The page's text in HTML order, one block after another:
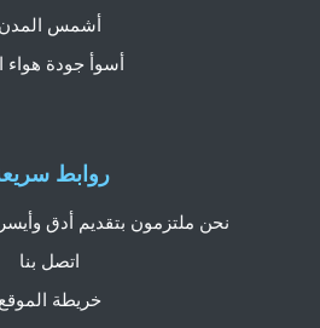
روابط
نحن ملتزمون بتقديم أدق
اتصل بنا
خريطة الموقع
أشمس المدن
أسوأ جودة هواء